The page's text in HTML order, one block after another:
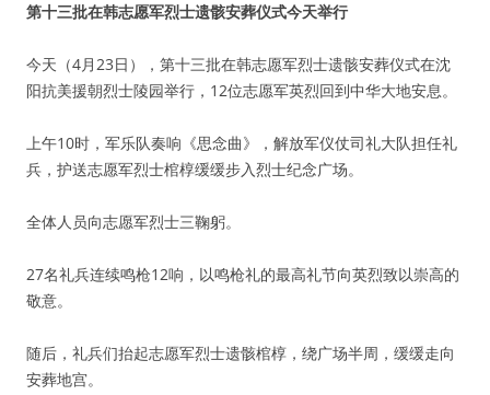
第十三批在韩志愿军烈士遗骸安葬仪式今天举行
今天（4月23日），第十三批在韩志愿军烈士遗骸安葬仪式在沈
阳抗美援朝烈士陵园举行，12位志愿军英烈回到中华大地安息。
上午10时，军乐队奏响《思念曲》，解放军仪仗司礼大队担任礼
兵，护送志愿军烈士棺椁缓缓步入烈士纪念广场。
全体人员向志愿军烈士三鞠躬。
27名礼兵连续鸣枪12响，以鸣枪礼的最高礼节向英烈致以崇高的
敬意。
随后，礼兵们抬起志愿军烈士遗骸棺椁，绕广场半周，缓缓走向
安葬地宫。